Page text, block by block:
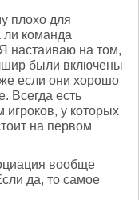
плохо для
ли команда
Я настаиваю на том,
были включены
если они хорошо
Всегда есть
у которых
на первом
вообще
да, то самое